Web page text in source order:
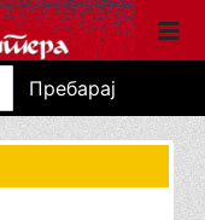
Пребарај